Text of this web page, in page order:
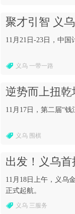
聚才引智 义
11月21日-23日，中
义乌 一带一路
逆势而上扭
11月17日，第二届“
义乌 围棋
出发！义乌
11月18日上午，义乌
正式起航。
义乌 三服务